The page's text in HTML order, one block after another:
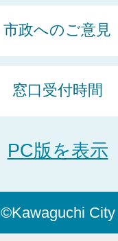
市政へのご意見
窓口受付時間
PC版を表示
©Kawaguchi City